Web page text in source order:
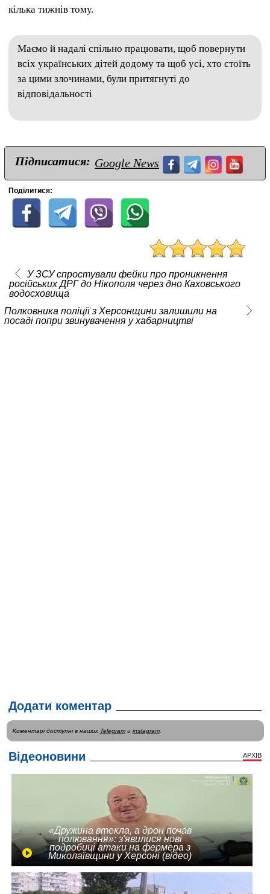
кілька тижнів тому.
Маємо й надалі спільно працювати, щоб повернути
всіх українських дітей додому та щоб усі, хто стоїть
за цими злочинами, були притягнуті до
відповідальності
Підписатися: Google News
Поділитися:
У ЗСУ спростували фейки про проникнення
російських ДРГ до Нікополя через дно Каховського
водосховища
Полковника поліції з Херсонщини залишили на
посаді попри звинувачення у хабарництві
Додати коментар
Коментарі доступні в наших Telegramи instagram.
Відеоновини АРХІВ
«Дружина втекла, а дрон почав
полювання»: з'явилися нові
подробиці атаки на фермера з
Миколаївщини у Херсоні (відео)